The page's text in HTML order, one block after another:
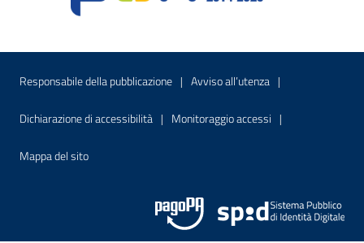
Menu di servizio
Responsabile della pubblicazione Sito interno - Apre in una nuova
Avviso all’utenza Sito interno -
Dichiarazione di accessibilità Sito interno - Apre in una nuova finestra
Monitoraggio accessi Sito interno -
Mappa del sitoSito interno - Apre nella stessa finestra